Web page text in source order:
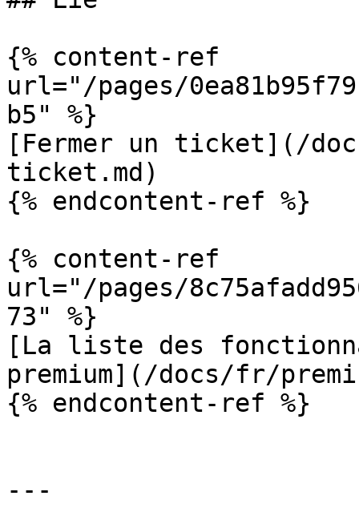
{% content-ref
url="/pages/
b5" %}
[Fermer un ticket](/
ticket.md)
{% endcontent-ref %}
{% content-ref
url="/pages/
73" %}
[La liste des
premium](/docs/fr/
{% endcontent-ref %}
---